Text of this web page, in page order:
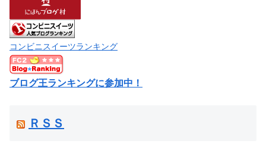
コンビニスイーツランキング
ブログ王ランキングに参加中！
ＲＳＳ